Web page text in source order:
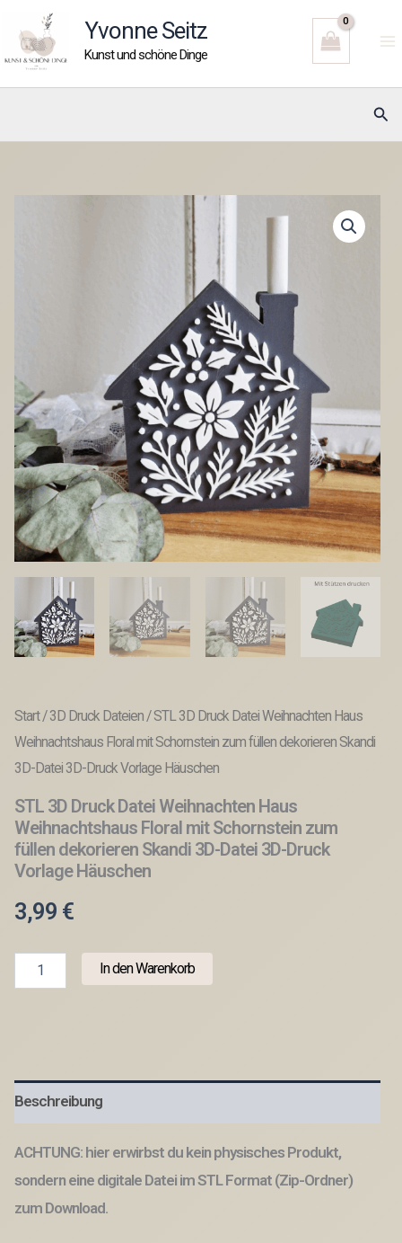
Inhalt
springen
Yvonne Seitz
Kunst und schöne Dinge
Start/3D Druck Dateien/ STL 3D Druck Datei Weihnachten Haus
Weihnachtshaus Floral mit Schornstein zum füllen dekorieren Skandi
3D-Datei 3D-Druck Vorlage Häuschen
STL 3D Druck Datei Weihnachten Haus
Weihnachtshaus Floral mit Schornstein zum
füllen dekorieren Skandi 3D-Datei 3D-Druck
Vorlage Häuschen
3,99 €
Floral
mit
Schornstein
füllen
dekorieren
3D-
In den Warenkorb
Beschreibung
ACHTUNG: hier erwirbst du kein physisches Produkt,
sondern eine digitale Datei im STL Format (Zip-Ordner)
zum Download.